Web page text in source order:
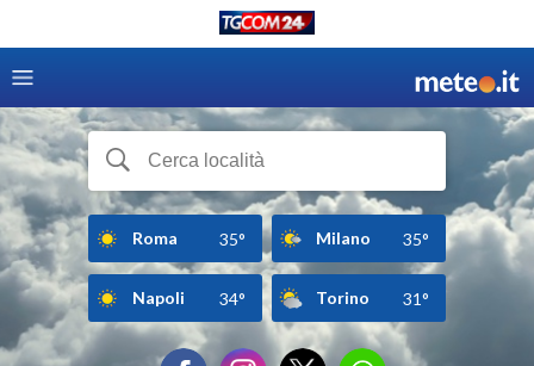
Roma 35° Milano 35°
Napoli 34° Torino 31°